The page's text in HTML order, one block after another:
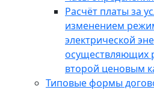
Расчёт платы за
изменением
электрической
осуществляющих
второй ценовым
Типовые формы